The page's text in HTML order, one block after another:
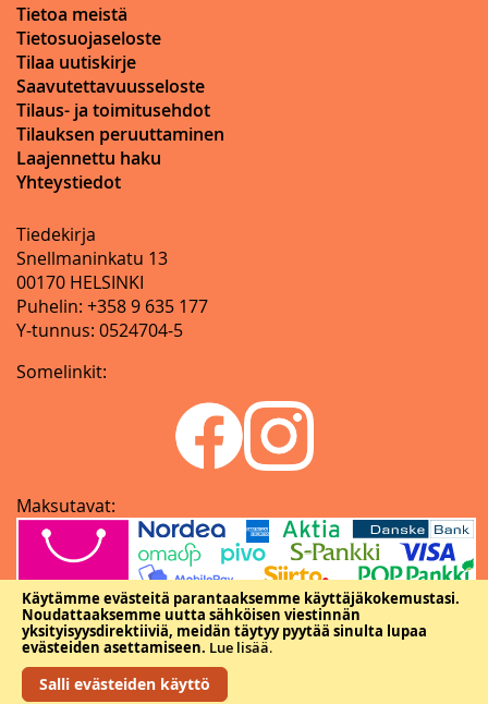
Käytämme evästeitä parantaaksemme käyttäjäkokemustasi.
Noudattaaksemme uutta sähköisen viestinnän
yksityisyysdirektiiviä, meidän täytyy pyytää sinulta lupaa
evästeiden asettamiseen. Lue lisää.
Salli evästeiden käyttö
Tietoa meistä
Tietosuojaseloste
Tilaa uutiskirje
Saavutettavuusseloste
Tilaus- ja toimitusehdot
Tilauksen peruuttaminen
Laajennettu haku
Yhteystiedot
Tiedekirja
Snellmaninkatu 13
00170 HELSINKI
Puhelin: +358 9 635 177
Y-tunnus: 0524704-5
Somelinkit:
Maksutavat:
Copyright © Tieteellisten seurain valtuuskunta